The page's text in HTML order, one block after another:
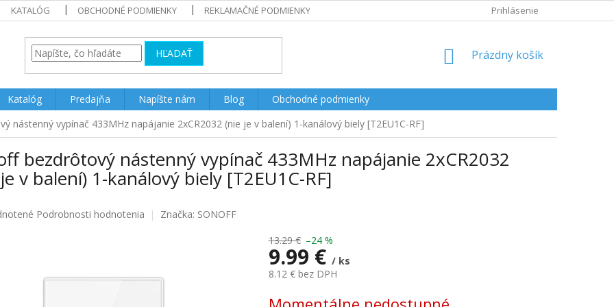
KATALÓG OBCHODNÉ PODMIENKY REKLAMAČNÉ PODMIENKY Prihlásenie
HĽADAŤ
NÁKUPNÝ
Prázdny košík
Katalóg Predajňa Napíšte nám Blog
Obchodné podmienky
nástenný vypínač 433MHz napájanie 2xCR2032 (nie je v balení) 1-kanálový biely [T2EU1C-RF]
bezdrôtový nástenný vypínač 433MHz napájanie 2xCR2032
v balení) 1-kanálový biely [T2EU1C-RF]
Podrobnosti hodnotenia Značka: SONOFF
13.29 € –24 %
9.99 € / ks
8.12 € bez DPH